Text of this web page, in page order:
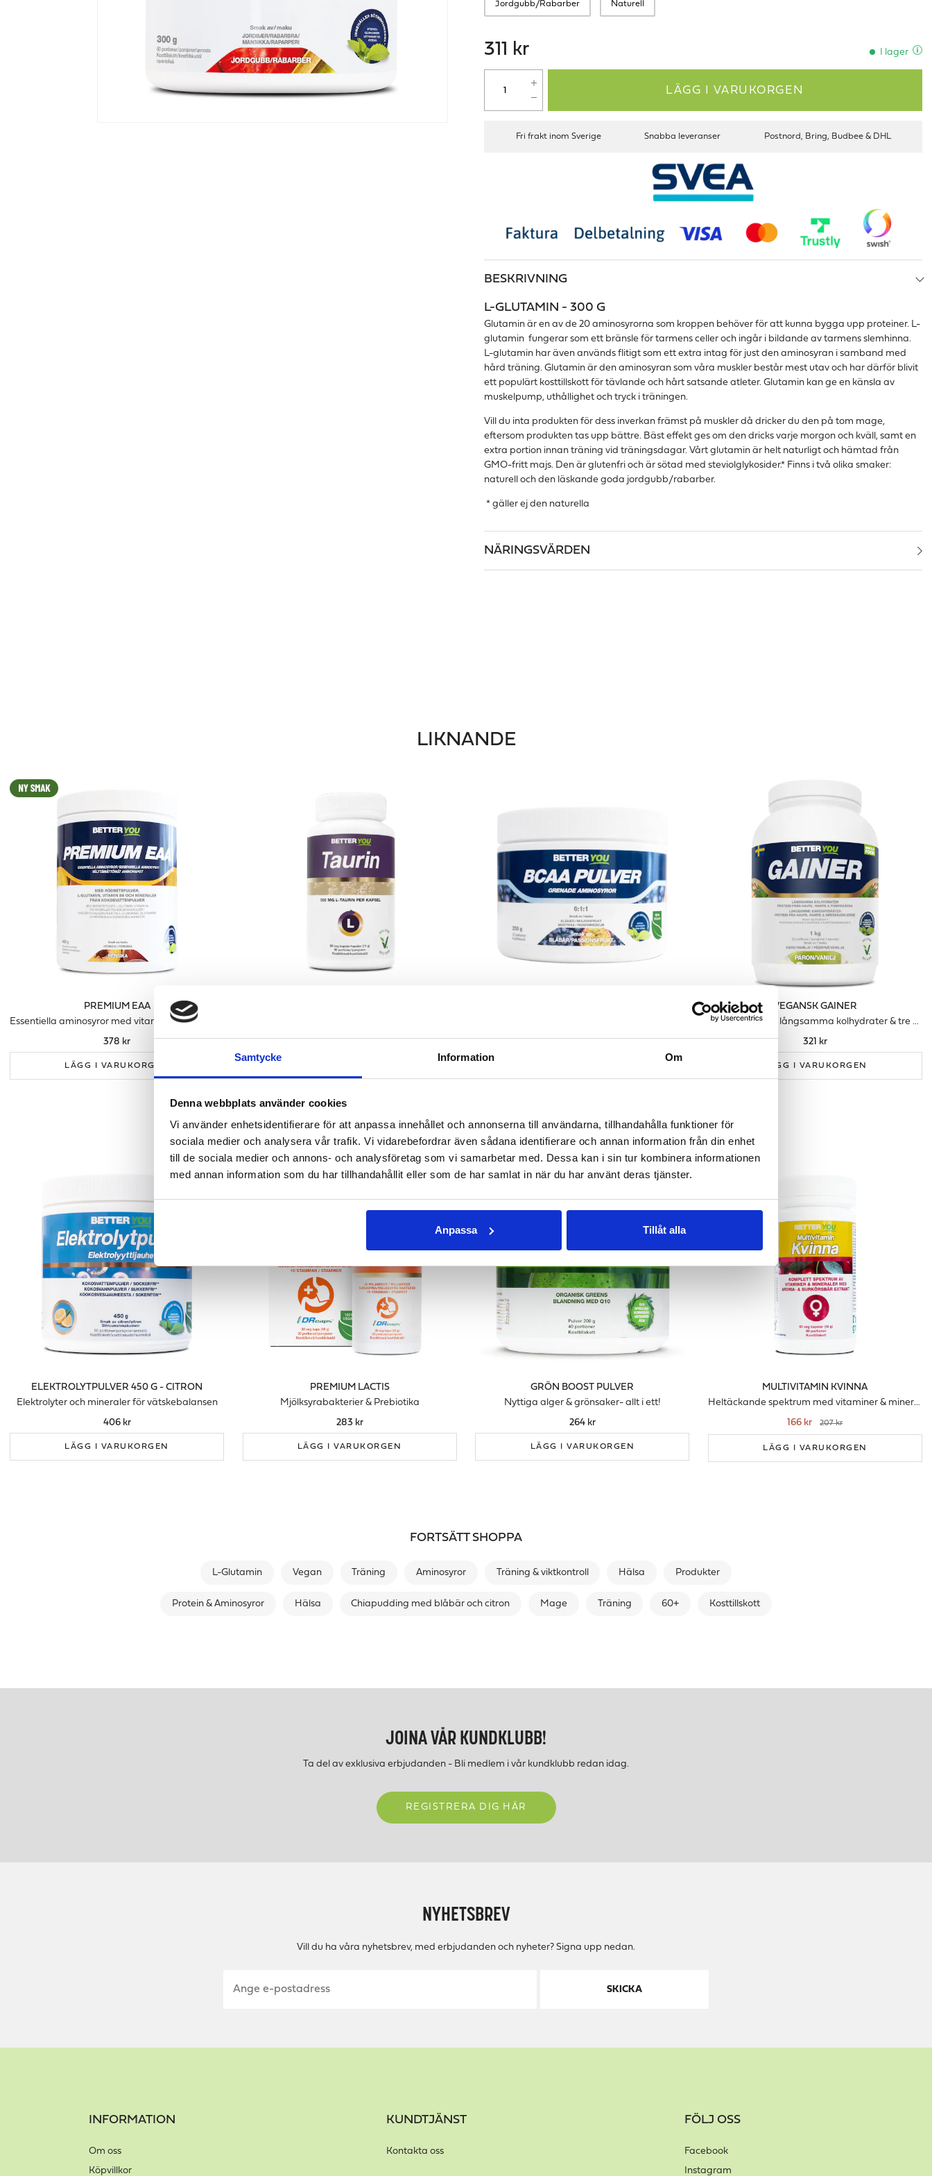
Samtycke Information Om
Denna webbplats använder cookies
Vi använder enhetsidentifierare för att anpassa innehållet och annonserna till användarna, tillhandahålla funktioner för
sociala medier och analysera vår trafik. Vi vidarebefordrar även sådana identifierare och annan information från din enhet
till de sociala medier och annons- och analysföretag som vi samarbetar med. Dessa kan i sin tur kombinera informationen
med annan information som du har tillhandahållit eller som de har samlat in när du har använt deras tjänster.
Anpassa Tillåt alla
Jordgubb/Rabarber Naturell
311 kr I lager
LÄGG I VARUKORGEN
Fri frakt inom Sverige Snabba leveranser Postnord, Bring, Budbee & DHL
BESKRIVNING
L-GLUTAMIN - 300 G
Glutamin är en av de 20 aminosyrorna som kroppen behöver för att kunna bygga upp proteiner. L-
glutamin fungerar som ett bränsle för tarmens celler och ingår i bildande av tarmens slemhinna.
L-glutamin har även används flitigt som ett extra intag för just den aminosyran i samband med
hård träning. Glutamin är den aminosyran som våra muskler består mest utav och har därför blivit
ett populärt kosttillskott för tävlande och hårt satsande atleter. Glutamin kan ge en känsla av
muskelpump, uthållighet och tryck i träningen.
Vill du inta produkten för dess inverkan främst på muskler då dricker du den på tom mage,
eftersom produkten tas upp bättre. Bäst effekt ges om den dricks varje morgon och kväll, samt en
extra portion innan träning vid träningsdagar. Vårt glutamin är helt naturligt och hämtad från
GMO-fritt majs. Den är glutenfri och är sötad med steviolglykosider.* Finns i två olika smaker:
naturell och den läskande goda jordgubb/rabarber.
* gäller ej den naturella
NÄRINGSVÄRDEN
LIKNANDE
PREMIUM EAA
378 kr
LÄGG I VARUKORGEN
236 kr
311 kr
VEGANSK GAINER
Viktökning med långsamma kolhydrater & tre proteinkällor
321 kr
LÄGG I VARUKORGEN
ANDRA KÖPTE
ELEKTROLYTPULVER 450 G - CITRON
Elektrolyter och mineraler för vätskebalansen
406 kr
LÄGG I VARUKORGEN
PREMIUM LACTIS
Mjölksyrabakterier & Prebiotika
283 kr
LÄGG I VARUKORGEN
GRÖN BOOST PULVER
Nyttiga alger & grönsaker- allt i ett!
264 kr
LÄGG I VARUKORGEN
MULTIVITAMIN KVINNA
Heltäckande spektrum med vitaminer & mineraler för kvinnor
166 kr
207 kr
LÄGG I VARUKORGEN
FORTSÄTT SHOPPA
L-Glutamin Vegan Träning Aminosyror Träning & viktkontroll Hälsa Produkter
Protein & Aminosyror Hälsa Chiapudding med blåbär och citron Mage Träning 60+ Kosttillskott
JOINA VÅR KUNDKLUBB!
Ta del av exklusiva erbjudanden - Bli medlem i vår kundklubb redan idag.
REGISTRERA DIG HÄR
NYHETSBREV
Vill du ha våra nyhetsbrev, med erbjudanden och nyheter? Signa upp nedan.
SKICKA
INFORMATION
Om oss
Köpvillkor
KUNDTJÄNST
Kontakta oss
FÖLJ OSS
Facebook
Instagram